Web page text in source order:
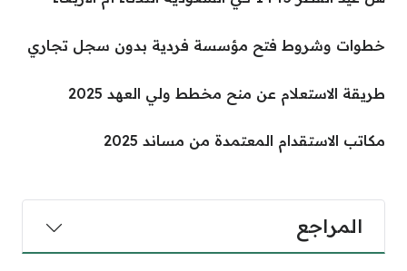
خطوات وشروط فتح مؤسسة فردية بدون سجل تجاري
طريقة الاستعلام عن منح مخطط ولي العهد 2025
مكاتب الاستقدام المعتمدة من مساند 2025
المراجع